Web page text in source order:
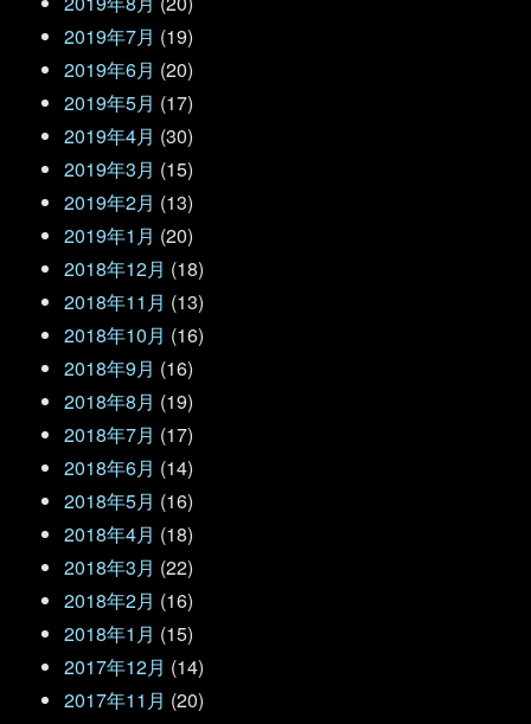
2019年7月 (19)
2019年6月 (20)
2019年5月 (17)
2019年4月 (30)
2019年3月 (15)
2019年2月 (13)
2019年1月 (20)
2018年12月 (18)
2018年11月 (13)
2018年10月 (16)
2018年9月 (16)
2018年8月 (19)
2018年7月 (17)
2018年6月 (14)
2018年5月 (16)
2018年4月 (18)
2018年3月 (22)
2018年2月 (16)
2018年1月 (15)
2017年12月 (14)
2017年11月 (20)